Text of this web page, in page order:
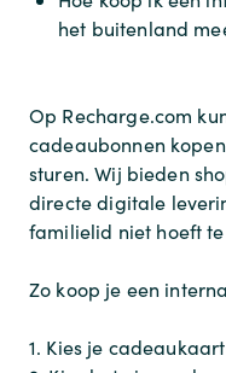
het buitenland
Op Recharge.com
cadeaubonnen
sturen. Wij bieden
directe digitale
familielid niet hoeft
Zo koop je een
1. Kies je